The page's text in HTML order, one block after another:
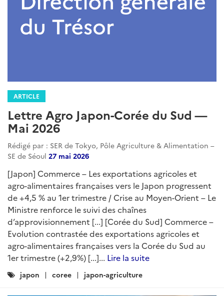
ARTICLE
Lettre Agro Japon-Corée du Sud —
Mai 2026
Rédigé par : SER de Tokyo, Pôle Agriculture & Alimentation –
SE de Séoul 27 mai 2026
[Japon] Commerce – Les exportations agricoles et
agro-alimentaires françaises vers le Japon progressent
de +4,5 % au 1er trimestre / Crise au Moyen-Orient – Le
Ministre renforce le suivi des chaînes
d’approvisionnement [...] [Corée du Sud] Commerce –
Evolution contrastée des exportations agricoles et
agro-alimentaires françaises vers la Corée du Sud au
1er trimestre (+2,9%) [...]... Lire la suite
Catégories
japon coree japon-agriculture